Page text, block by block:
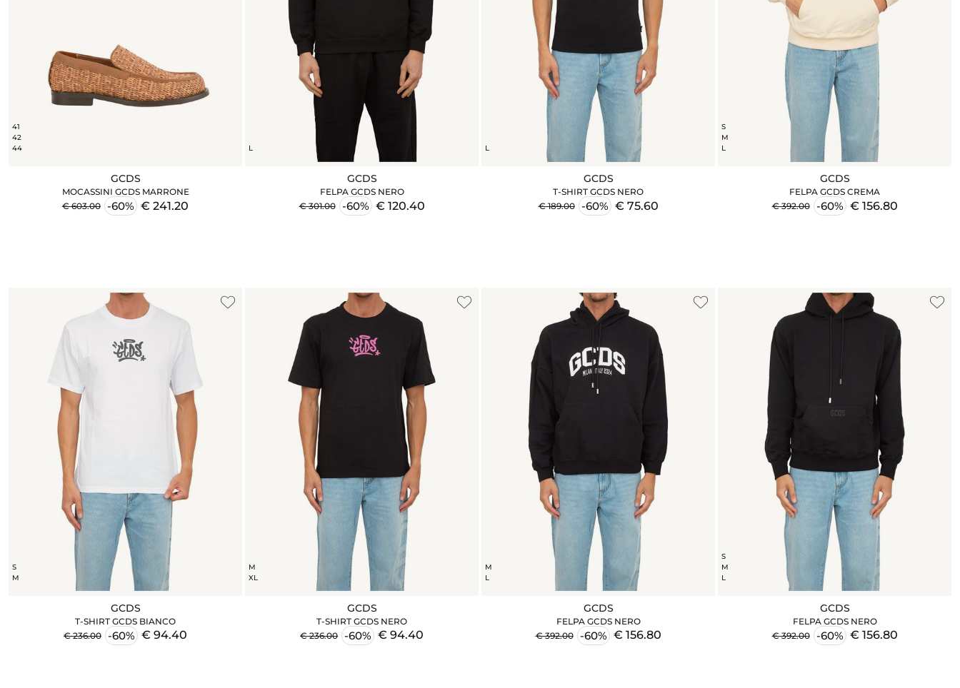
41
42
44
GCDS
MOCASSINI GCDS MARRONE
€ 603.00 -60% € 241.20
L
GCDS
FELPA GCDS NERO
€ 301.00
-60% € 120.40
L
GCDS
T-SHIRT GCDS NERO
€ 189.00
-60% € 75.60
S
M
L
GCDS
FELPA GCDS CREMA
€ 392.00
-60% € 156.80
S
M
GCDS
T-SHIRT GCDS BIANCO
€ 236.00 -60% € 94.40
M
XL
GCDS
T-SHIRT GCDS NERO
€ 236.00 -60% € 94.40
M
L
GCDS
FELPA GCDS NERO
€ 392.00
-60% € 156.80
S
M
L
GCDS
FELPA GCDS NERO
€ 392.00
-60% € 156.80